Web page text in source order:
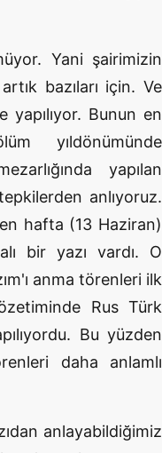
Yani şairimizin
bazıları için. Ve
Bunun en
yıldönümünde
yapılan
anlıyoruz.
hafta (13 Haziran)
bir yazı vardı. O
anma törenleri ilk
Rus Türk
Bu yüzden
daha anlamlı
anlayabildiğimiz